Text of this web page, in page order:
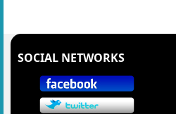
SOCIAL NETWORKS